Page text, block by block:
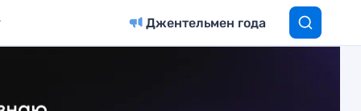
Джентельмен года